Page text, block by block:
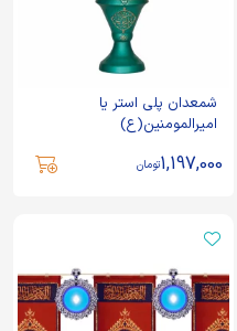
شمعدان پلی استر یا
امیرالمومنین(ع)
1,197,000تومان